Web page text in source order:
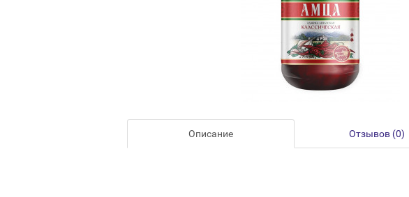
Описание Отзывов (0)